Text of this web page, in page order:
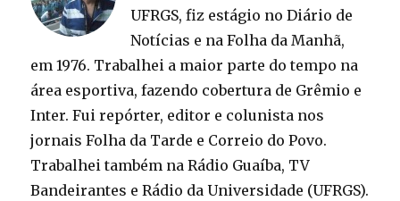
UFRGS, fiz estágio no Diário de
Notícias e na Folha da Manhã,
em 1976. Trabalhei a maior parte do tempo na
área esportiva, fazendo cobertura de Grêmio e
Inter. Fui repórter, editor e colunista nos
jornais Folha da Tarde e Correio do Povo.
Trabalhei também na Rádio Guaíba, TV
Bandeirantes e Rádio da Universidade (UFRGS).